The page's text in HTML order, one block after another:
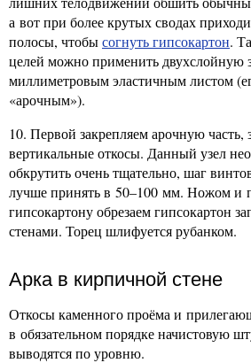
а вот при более крутых сводах
полосы, чтобысогнуть гипсокартон.
целей можно применить двухслойную
миллиметровым эластичным листом
«арочным»).
10. Первой закрепляем арочную часть,
вертикальные откосы. Данный узел
обкрутить очень тщательно, шаг
лучше принять в 50–100 мм. Ножом и
гипсокартону обрезаем гипсокартон
стенами. Торец шлифуется рубанком.
Арка в кирпичной стене
Откосы каменного проёма и
в обязательном порядке начистовую
выводятся по уровню.